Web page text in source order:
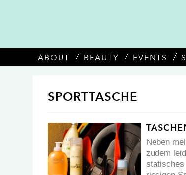
ABOUT BEAUTY EVENTS
SPORTTASCHE
Neben
zudem
statisches